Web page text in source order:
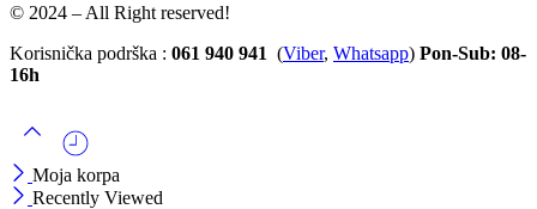
© 2024 – All Right reserved!
Korisnička podrška : 061 940 941 (Viber, Whatsapp) Pon-Sub: 08-
16h
Moja korpa
Recently Viewed